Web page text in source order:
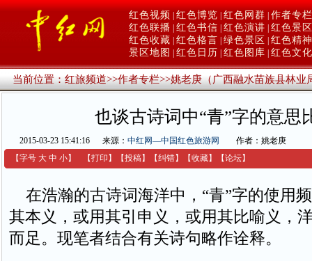
红色视频 红色博览 红色网群 作者专栏
红色联播 红色书信 红色演讲 红色景区
红色收藏 红色格言 绿色景区
红色精神
景区地图
红色日历 红色图库 红色文化
当前位置：红旅频道>>作者专栏>>姚老庚（广西融水苗族县林业
也谈古诗词中“青”字的意思
2015-03-23 15:41:16 来源： 中红网—中国红色旅游网
作者：姚老庚
【字号 大 中 小】 【打印 】 【投稿】 【纠错】 【收藏】 【论坛】
在浩瀚的古诗词海洋中，“青”字的使用
其本义，或用其引申义，或用其比喻义，
而足。现笔者结合有关诗句略作诠释。